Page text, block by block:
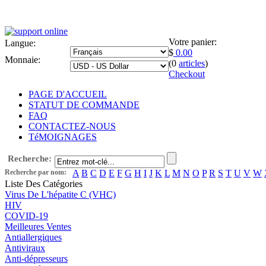
Langue:
Monnaie:
Votre panier:
$ 0.00
(0 articles)
Checkout
PAGE D'ACCUEIL
STATUT DE COMMANDE
FAQ
CONTACTEZ-NOUS
TéMOIGNAGES
Recherche:
Recherche par nom: A B C D E F G H I J K L M N O P R S T U V W
Liste Des Catégories
Virus De L'hépatite C (VHC)
HIV
COVID-19
Meilleures Ventes
Antiallergiques
Antiviraux
Anti-dépresseurs